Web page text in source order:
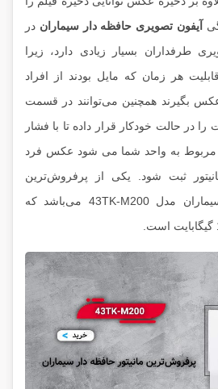
آیفون تصویری حافظه دار سیماران در
طرفداران بسیار زیادی دارد، زیرا
هر زمان که مایل بودند از افراد
بگیرند همچنین می‌توانند در قسمت
را در حالت خودکار قرار داده تا با فشار
به واحد شما می شود عکس فرد
ثبت شود. یکی از پرفروش‌ترین
مانیتورهای حافظه دار سیماران مدل 43TK-M200 می‌باشد که